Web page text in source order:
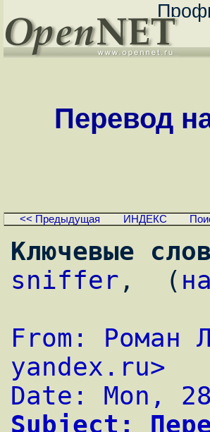
Перевод
<< Предыдущая ИНДЕКС
Ключевые
sniffer ,  (
From: Роман
yandex.ru>
Date: Mon,
Subject: